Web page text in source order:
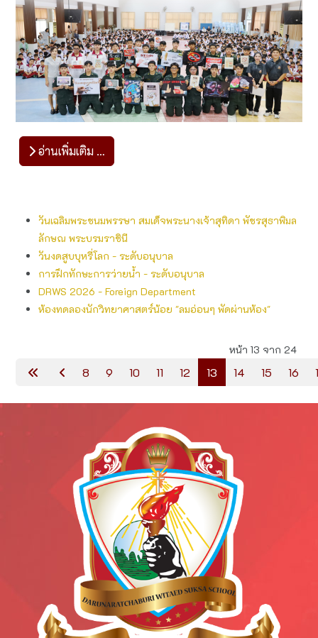
อ่านเพิ่มเติม …
วันเฉลิมพระชนมพรรษา สมเด็จพระนางเจ้าสุทิดา พัชรสุธาพิมล
ลักษณ พระบรมราชินี
วันงดสูบบุหรี่โลก - ระดับอนุบาล
การฝึกทักษะการว่ายน้ำ - ระดับอนุบาล
DRWS 2026 - Foreign Department
ห้องทดลองนักวิทยาศาสตร์น้อย "ลมอ่อนๆ พัดผ่านห้อง"
หน้า 13 จาก 24
8 9 10 11 12 13 14 15 16